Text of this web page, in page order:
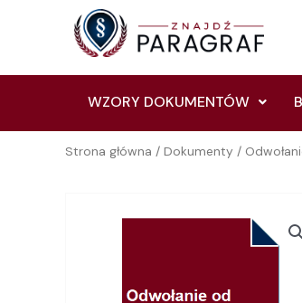
WZORY DOKUMENTÓW
Strona główna / Dokumenty /